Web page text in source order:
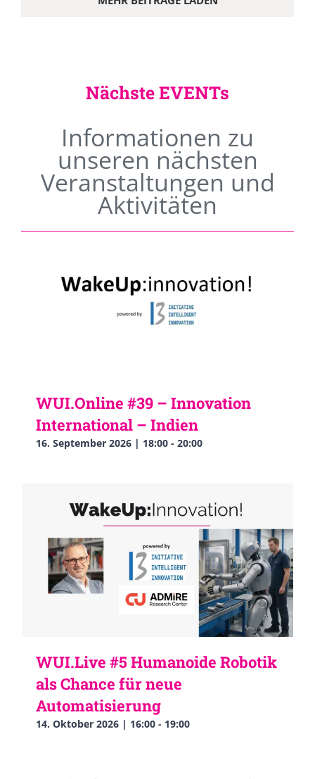
Nächste EVENTs
Informationen zu
unseren nächsten
Veranstaltungen und
Aktivitäten
WUI.Online #39 – Innovation
International – Indien
16. September 2026 | 18:00 - 20:00
WUI.Live #5 Humanoide Robotik
als Chance für neue
Automatisierung
14. Oktober 2026 | 16:00 - 19:00